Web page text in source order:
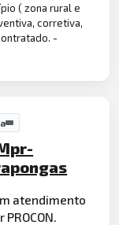
( zona rural e
corretiva,
-
atendimento